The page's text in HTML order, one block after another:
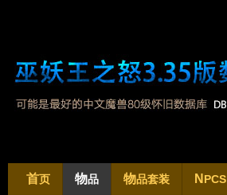
首页 物品 物品套装 N PCS